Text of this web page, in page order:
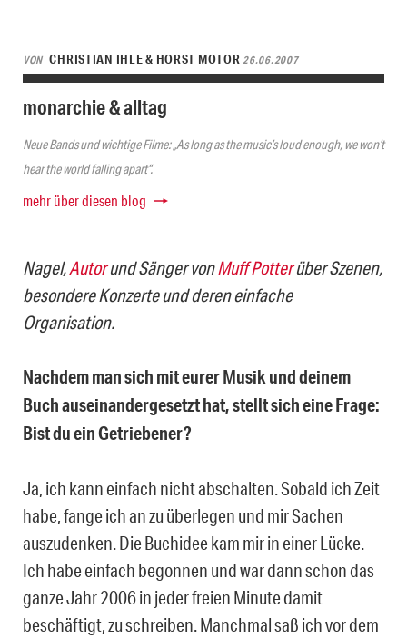
VON CHRISTIAN IHLE & HORST MOTOR26.06.2007
monarchie & alltag
Neue Bands und wichtige Filme: „As long as the music’s loud enough, we won’t
hear the world falling apart“.
mehr über diesen blog
Nagel,Autorund Sänger vonMuff Potterüber Szenen,
besondere Konzerte und deren einfache
Organisation.
Nachdem man sich mit eurer Musik und deinem
Buch auseinandergesetzt hat, stellt sich eine Frage:
Bist du ein Getriebener?
Ja, ich kann einfach nicht abschalten. Sobald ich Zeit
habe, fange ich an zu überlegen und mir Sachen
auszudenken. Die Buchidee kam mir in einer Lücke.
Ich habe einfach begonnen und war dann schon das
ganze Jahr 2006 in jeder freien Minute damit
beschäftigt, zu schreiben. Manchmal saß ich vor dem